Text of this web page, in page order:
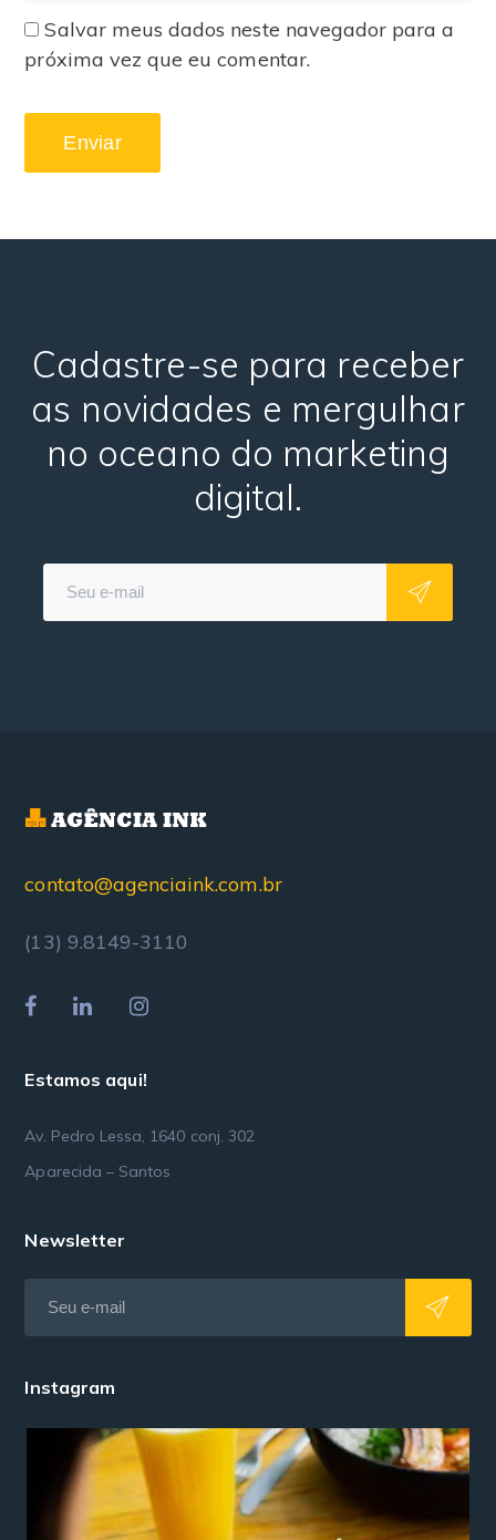
Salvar meus dados neste navegador para a
próxima vez que eu comentar.
Cadastre-se para receber
as novidades e mergulhar
no oceano do marketing
digital.
contato@agenciaink.com.br
(13) 9.8149-3110
Estamos aqui!
Av. Pedro Lessa, 1640 conj. 302
Aparecida – Santos
Newsletter
Instagram